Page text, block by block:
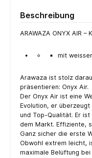
Beschreibung
ARAWAZA ONYX AIR –
mit
Arawaza ist stolz
präsentieren: Onyx Air.
Der Onyx Air ist eine
Evolution, er
und Top-Qualität. Er
dem Markt. Effiziente,
Ganz sicher die erste
Obwohl extrem leicht,
maximale Belüftung